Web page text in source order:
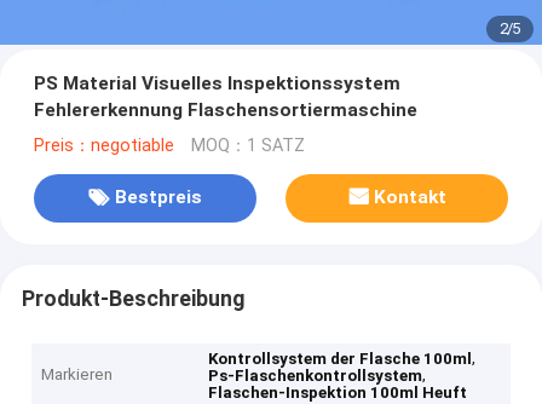
2/5
PS Material Visuelles Inspektionssystem
Fehlererkennung Flaschensortiermaschine
Preis：negotiable MOQ：1 SATZ
Bestpreis Kontakt
Produkt-Beschreibung
Markieren
Kontrollsystem der Flasche 100ml,
Ps-Flaschenkontrollsystem,
Flaschen-Inspektion 100ml Heuft